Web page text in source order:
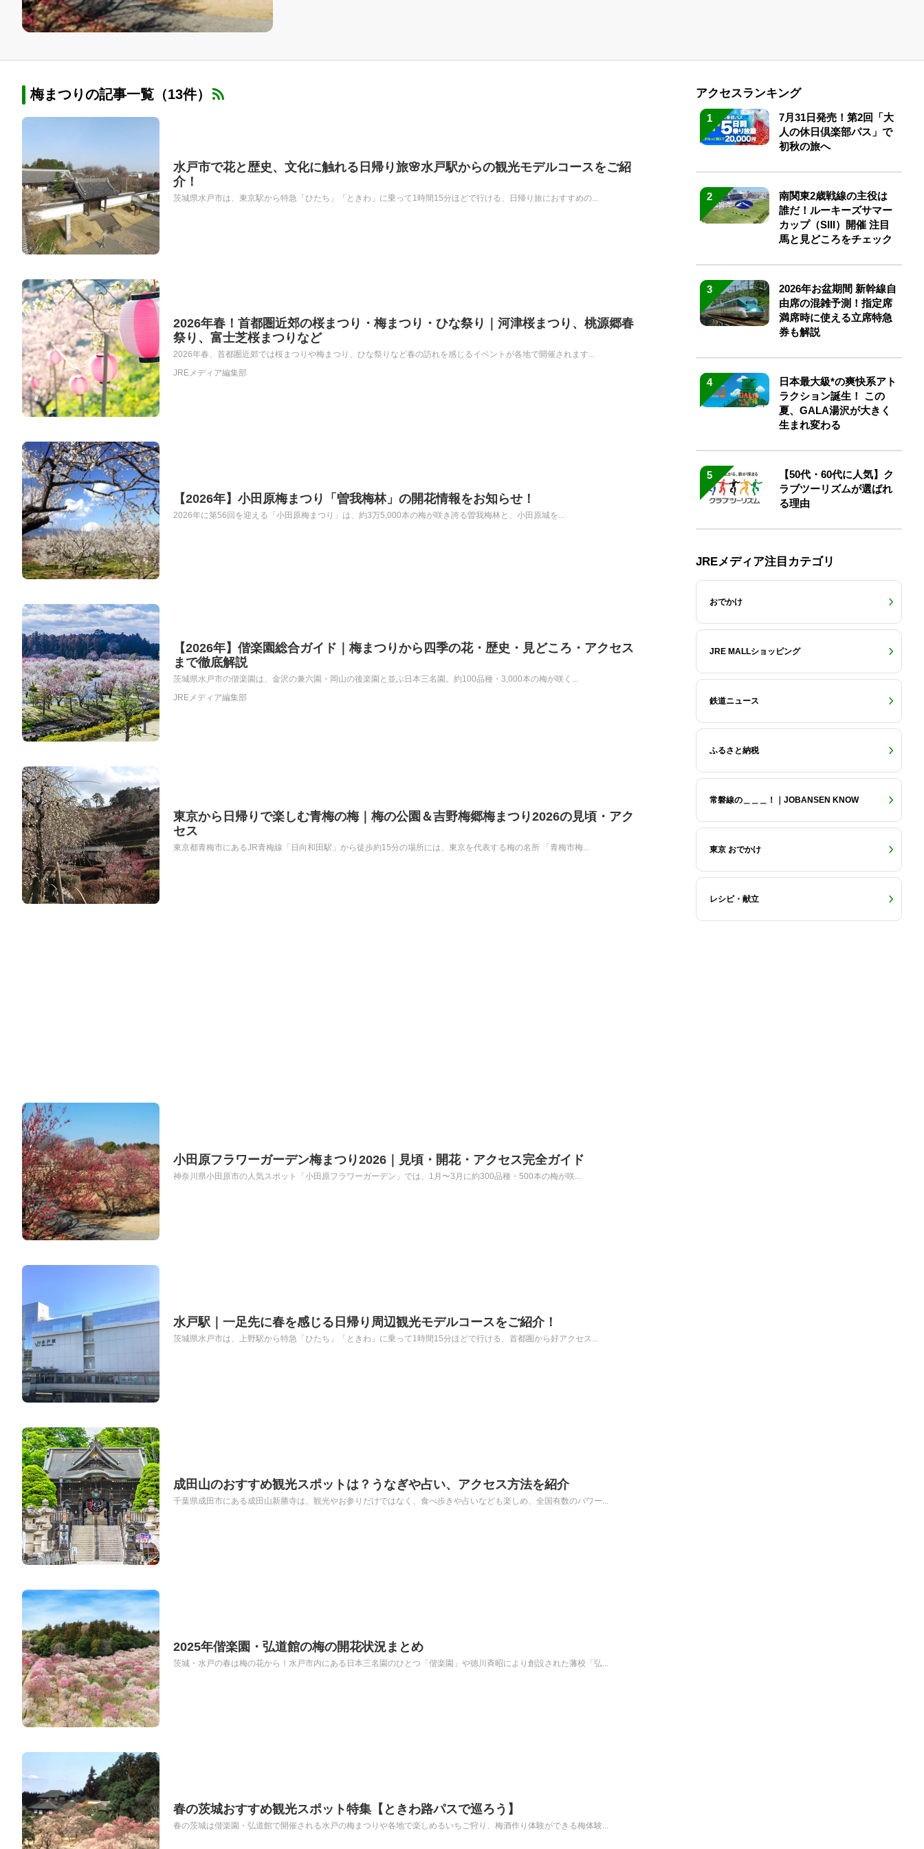
梅まつりの記事一覧（13件）
水戸市で花と歴史、文化に触れる日帰り旅🌸水戸駅からの観光モデルコースをご紹
介！
茨城県水戸市は、東京駅から特急「ひたち」「ときわ」に乗って1時間15分ほどで行ける、日帰り旅におすすめの...
2026年春！首都圏近郊の桜まつり・梅まつり・ひな祭り｜河津桜まつり、桃源郷春
祭り、富士芝桜まつりなど
2026年春、首都圏近郊では桜まつりや梅まつり、ひな祭りなど春の訪れを感じるイベントが各地で開催されます...
JREメディア編集部
【2026年】小田原梅まつり「曽我梅林」の開花情報をお知らせ！
2026年に第56回を迎える「小田原梅まつり」は、約3万5,000本の梅が咲き誇る曽我梅林と、小田原城を...
【2026年】偕楽園総合ガイド｜梅まつりから四季の花・歴史・見どころ・アクセス
まで徹底解説
茨城県水戸市の偕楽園は、金沢の兼六園・岡山の後楽園と並ぶ日本三名園。約100品種・3,000本の梅が咲く...
JREメディア編集部
東京から日帰りで楽しむ青梅の梅｜梅の公園＆吉野梅郷梅まつり2026の見頃・アク
セス
東京都青梅市にあるJR青梅線「日向和田駅」から徒歩約15分の場所には、東京を代表する梅の名所 「青梅市梅...
小田原フラワーガーデン梅まつり2026｜見頃・開花・アクセス完全ガイド
神奈川県小田原市の人気スポット「小田原フラワーガーデン」では、1月〜3月に約300品種・500本の梅が咲...
水戸駅｜一足先に春を感じる日帰り周辺観光モデルコースをご紹介！
茨城県水戸市は、上野駅から特急「ひたち」「ときわ」に乗って1時間15分ほどで行ける、首都圏から好アクセス...
成田山のおすすめ観光スポットは？うなぎや占い、アクセス方法を紹介
千葉県成田市にある成田山新勝寺は、観光やお参りだけではなく、食べ歩きや占いなども楽しめ、全国有数のパワー...
2025年偕楽園・弘道館の梅の開花状況まとめ
茨城・水戸の春は梅の花から！水戸市内にある日本三名園のひとつ「偕楽園」や徳川斉昭により創設された藩校「弘...
春の茨城おすすめ観光スポット特集【ときわ路パスで巡ろう】
春の茨城は偕楽園・弘道館で開催される水戸の梅まつりや各地で楽しめるいちご狩り、梅酒作り体験ができる梅体験...
アクセスランキング
1
7月31日発売！第2回「大
人の休日倶楽部パス」で
初秋の旅へ
2
南関東2歳戦線の主役は
誰だ！ルーキーズサマー
カップ（SIII）開催 注目
馬と見どころをチェック
3
2026年お盆期間 新幹線自
由席の混雑予測！指定席
満席時に使える立席特急
券も解説
4
日本最大級*の爽快系アト
ラクション誕生！ この
夏、GALA湯沢が大きく
生まれ変わる
5
【50代・60代に人気】ク
ラブツーリズムが選ばれ
る理由
JREメディア注目カテゴリ
おでかけ
JRE MALLショッピング
鉄道ニュース
ふるさと納税
常磐線の＿＿＿！｜JOBANSEN KNOW
東京 おでかけ
レシピ・献立